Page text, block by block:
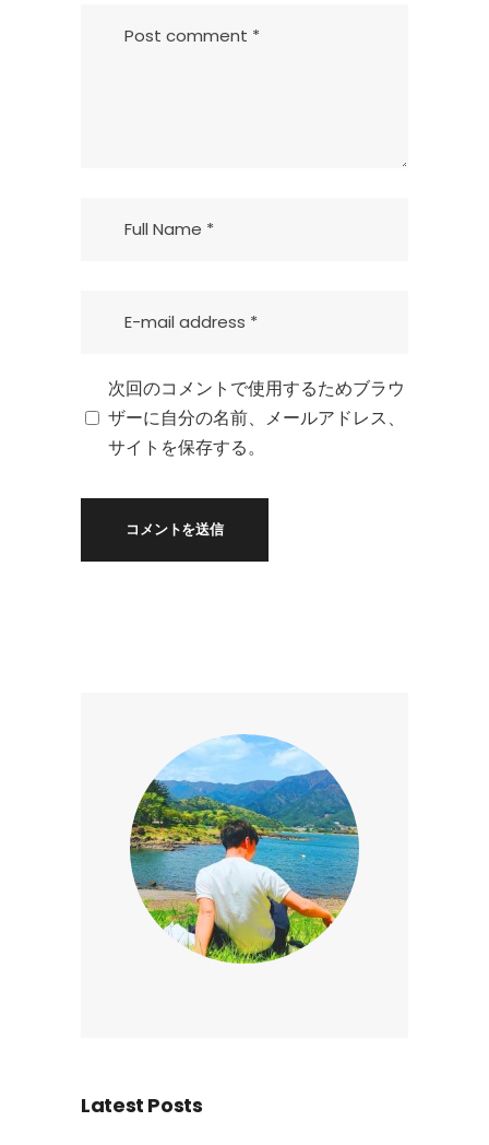
次回のコメントで使用するためブラウ
ザーに自分の名前、メールアドレス、
サイトを保存する。
Latest Posts